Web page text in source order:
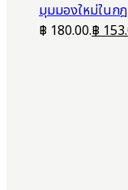
มุมมองใหม่ในก
฿ 180.00.฿